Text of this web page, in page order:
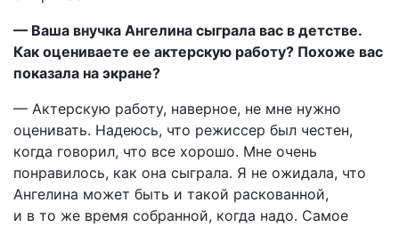
— Ваша внучка Ангелина сыграла вас в детстве.
Как оцениваете ее актерскую работу? Похоже вас
показала на экране?
— Актерскую работу, наверное, не мне нужно
оценивать. Надеюсь, что режиссер был честен,
когда говорил, что все хорошо. Мне очень
понравилось, как она сыграла. Я не ожидала, что
Ангелина может быть и такой раскованной,
и в то же время собранной, когда надо. Самое